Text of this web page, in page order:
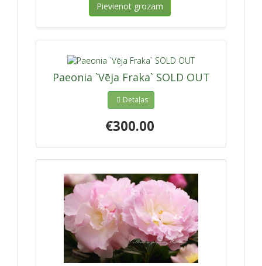
Pievienot grozam
Paeonia `Vēja Fraka` SOLD OUT
Detaļas
€300.00